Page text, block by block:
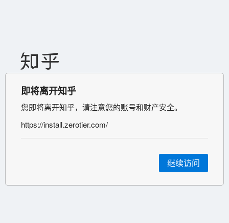
即将离开知乎
您即将离开知乎，请注意您的账号和财产安全。
https://install.zerotier.com/
继续访问